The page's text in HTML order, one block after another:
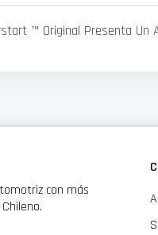
™ Original Presenta Un
con más